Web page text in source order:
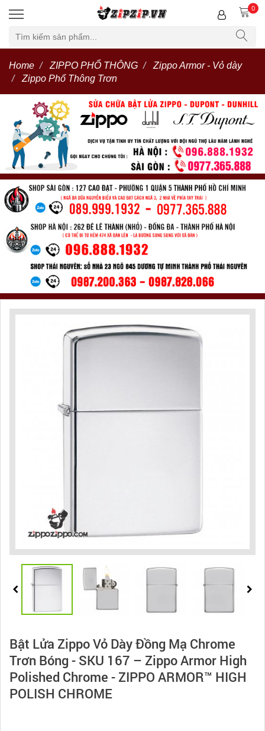
0
Home ZIPPO PHỔ THÔNG
Zippo Armor - Vỏ dày
Zippo Phổ Thông Trơn
Bật Lửa Zippo Vỏ Dày Đồng Mạ Chrome
Trơn Bóng - SKU 167 – Zippo Armor High
Polished Chrome - ZIPPO ARMOR™ HIGH
POLISH CHROME